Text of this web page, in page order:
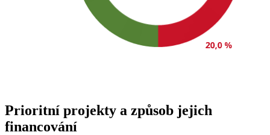
Prioritní projekty a způsob jejich
financování